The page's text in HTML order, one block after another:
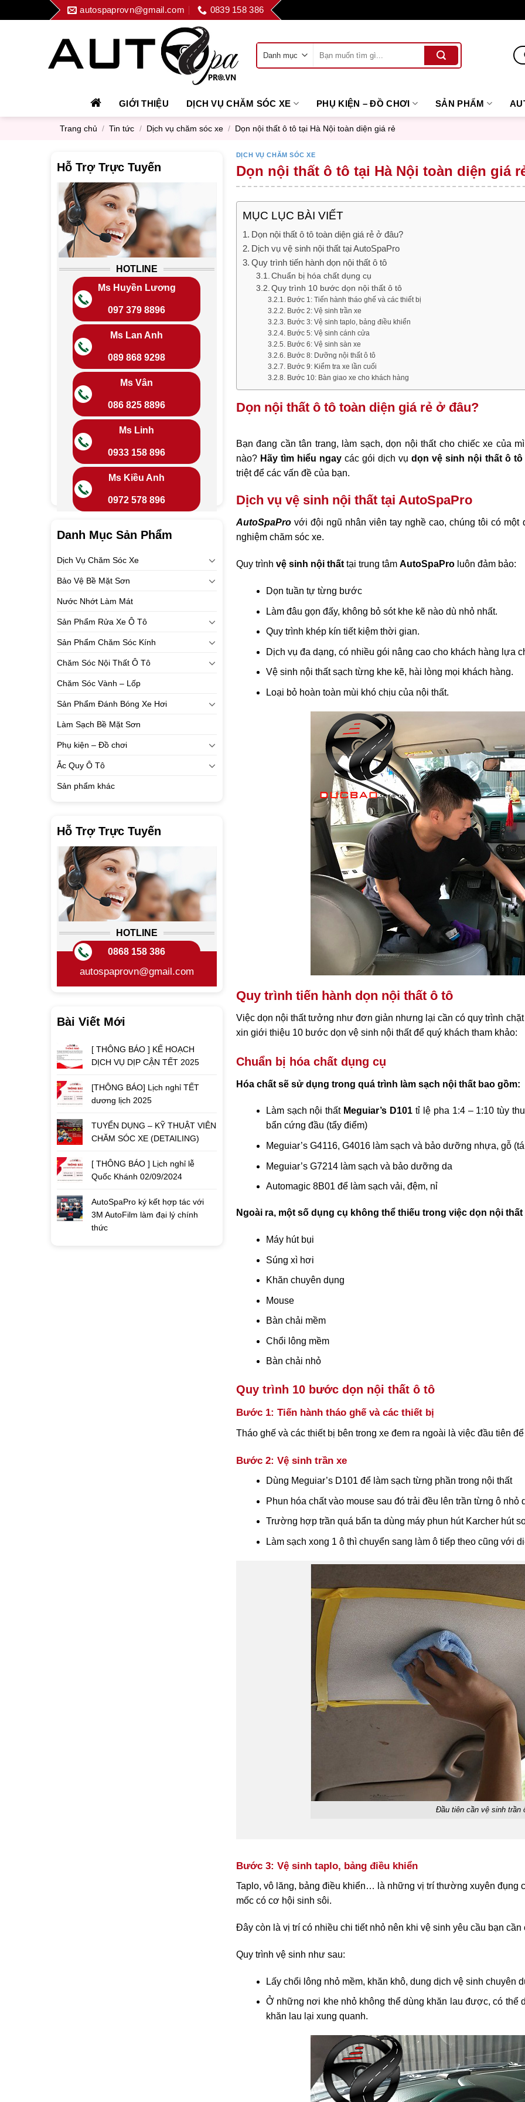
to
autospaprovn@gmail.com 0839 158 386
kiếm:
GIỚI THIỆU DỊCH VỤ CHĂM SÓC XE PHỤ KIỆN – ĐỒ CHƠI SẢN PHẨM
Trang chủ / Tin tức / Dịch vụ chăm sóc xe / Dọn nội thất ô tô tại Hà Nội toàn diện giá rẻ
Hỗ Trợ Trực Tuyến
HOTLINE
Ms Huyền Lương
097 379 8896
Ms Lan Anh
089 868 9298
Ms Vân
086 825 8896
Ms Linh
0933 158 896
Ms Kiều Anh
0972 578 896
Danh Mục Sản Phẩm
Dịch Vụ Chăm Sóc Xe
Bảo Vệ Bề Mặt Sơn
Nước Nhớt Làm Mát
Sản Phẩm Rửa Xe Ô Tô
Sản Phẩm Chăm Sóc Kính
Chăm Sóc Nội Thất Ô Tô
Chăm Sóc Vành – Lốp
Sản Phẩm Đánh Bóng Xe Hơi
Làm Sạch Bề Mặt Sơn
Phụ kiện – Đồ chơi
Ắc Quy Ô Tô
Sản phẩm khác
Hỗ Trợ Trực Tuyến
HOTLINE
0868 158 386
autospaprovn@gmail.com
Bài Viết Mới
[ THÔNG BÁO ] KẾ HOẠCH
DỊCH VỤ DỊP CẬN TẾT 2025
[THÔNG BÁO] Lịch nghỉ TẾT
dương lịch 2025
TUYỂN DỤNG – KỸ THUẬT VIÊN
CHĂM SÓC XE (DETAILING)
[ THÔNG BÁO ] Lịch nghỉ lễ
Quốc Khánh 02/09/2024
AutoSpaPro ký kết hợp tác với
3M AutoFilm làm đại lý chính
thức
DỊCH VỤ CHĂM SÓC XE
Dọn nội thất ô tô tại Hà Nội toàn diện giá
MỤC LỤC BÀI VIẾT
Dọn nội thất ô tô toàn diện giá rẻ ở đâu?
Dịch vụ vệ sinh nội thất tại AutoSpaPro
Quy trình tiến hành dọn nội thất ô tô
Chuẩn bị hóa chất dụng cụ
Quy trình 10 bước dọn nội thất ô tô
Bước 1: Tiến hành tháo ghế và các thiết bị
Bước 2: Vệ sinh trần xe
Bước 3: Vệ sinh taplo, bảng điều khiển
Bước 5: Vệ sinh cánh cửa
Bước 6: Vệ sinh sàn xe
Bước 8: Dưỡng nội thất ô tô
Bước 9: Kiểm tra xe lần cuối
Bước 10: Bàn giao xe cho khách hàng
Dọn nội thất ô tô toàn diện giá rẻ ở đâu?
Bạn đang cần tân trang, làm sạch, dọn nội thất cho chiếc xe của
nào? Hãy tìm hiểu ngaycác gói dịch vụdọn vệ sinh nội thất ô tô
triệt để các vấn đề của bạn.
Dịch vụ vệ sinh nội thất tại AutoSpaPro
AutoSpaProvới đội ngũ nhân viên tay nghề cao, chúng tôi có
nghiệm chăm sóc xe.
Quy trình vệ sinh nội thấttại trung tâm AutoSpaProluôn đảm bảo:
Dọn tuần tự từng bước
Làm đâu gọn đấy, không bỏ sót khe kẽ nào dù nhỏ nhất.
Quy trình khép kín tiết kiệm thời gian.
Dịch vụ đa dạng, có nhiều gói nâng cao cho khách hàng lựa
Vệ sinh nội thất sạch từng khe kẽ, hài lòng mọi khách hàng.
Loại bỏ hoàn toàn mùi khó chịu của nội thất.
Quy trình tiến hành dọn nội thất ô tô
Việc dọn nội thất tưởng như đơn giản nhưng lại cần có quy trình
xin giới thiệu 10 bước dọn vệ sinh nội thất để quý khách tham khảo:
Chuẩn bị hóa chất dụng cụ
Hóa chất sẽ sử dụng trong quá trình làm sạch nội thất bao gồm:
Làm sạch nội thất Meguiar’s D101 tỉ lệ pha 1:4 – 1:10 tùy
bẩn cứng đầu (tẩy điểm)
Meguiar’s G4116, G4016 làm sạch và bảo dưỡng nhựa, gỗ
Meguiar’s G7214 làm sạch và bảo dưỡng da
Automagic 8B01 để làm sạch vải, đệm, nỉ
Ngoài ra, một số dụng cụ không thể thiếu trong việc dọn nội thất
Máy hút bụi
Súng xì hơi
Khăn chuyên dụng
Mouse
Bàn chải mềm
Chổi lông mềm
Bàn chải nhỏ
Quy trình 10 bước dọn nội thất ô tô
Bước 1: Tiến hành tháo ghế và các thiết bị
Tháo ghế và các thiết bị bên trong xe đem ra ngoài là việc đầu tiên
Bước 2: Vệ sinh trần xe
Dùng Meguiar’s D101 để làm sạch từng phần trong nội thất
Phun hóa chất vào mouse sau đó trải đều lên trần từng ô nhỏ
Trường hợp trần quá bẩn ta dùng máy phun hút Karcher hút
Làm sạch xong 1 ô thì chuyển sang làm ô tiếp theo cũng với
Đầu tiên cần vệ sinh trần
Bước 3: Vệ sinh taplo, bảng điều khiển
Taplo, vô lăng, bảng điều khiển… là những vị trí thường xuyên đụng
mốc có cơ hội sinh sôi.
Đây còn là vị trí có nhiều chi tiết nhỏ nên khi vệ sinh yêu cầu bạn
Quy trình vệ sinh như sau:
Lấy chổi lông nhỏ mềm, khăn khô, dung dịch vệ sinh chuyên
Ở những nơi khe nhỏ không thể dùng khăn lau được, có thể
khăn lau lại xung quanh.